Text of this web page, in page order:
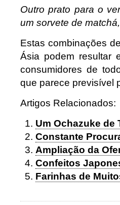
Outro prato para o
um sorvete de
Estas combinações
Ásia podem resultar
consumidores de
que parece previsível
Artigos Relacionados:
Um Ochazuke de
Constante
Ampliação da
Confeitos
Farinhas de